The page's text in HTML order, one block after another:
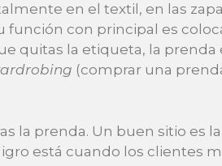
en el textil, en las
función con principal es
quitas la etiqueta, la prenda
(comprar una
la prenda. Un buen sitio es
está cuando los clientes